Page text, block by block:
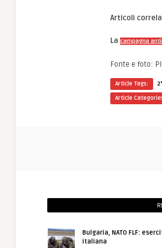
Articoli
La campagna
Fonte e foto: PI
Article Tags:
Article
Bulgaria, NATO FLF:
italiana